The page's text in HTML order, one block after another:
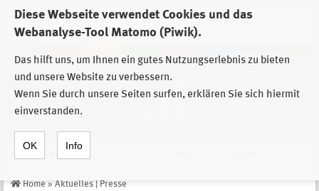
Diese Webseite verwendet Cookies und das
Webanalyse-Tool Matomo (Piwik).
Das hilft uns, um Ihnen ein gutes Nutzungserlebnis zu bieten
und unsere Website zu verbessern.
Wenn Sie durch unsere Seiten surfen, erklären Sie sich hiermit
einverstanden.
OK Info
Zur Auswahl der Einrichtungen der
Stiftung Sächsische Gedenkstätten
Home » Aktuelles | Presse